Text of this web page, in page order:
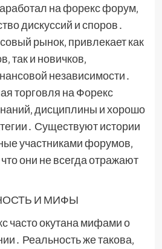
на форекс форум‚
дискуссий и споров․
рынок‚ привлекает как
так и новичков‚
независимости․
торговля на Форекс
дисциплины и хорошо
Существуют истории
участниками форумов‚
они не всегда отражают
И МИФЫ
часто окутана мифами о
Реальность же такова‚